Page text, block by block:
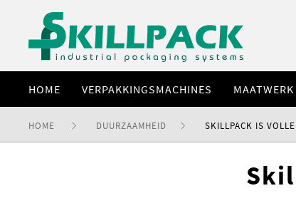
HOME VERPAKKINGSMACHINES MAATWERK
HOME DUURZAAMHEID SKILLPACK IS